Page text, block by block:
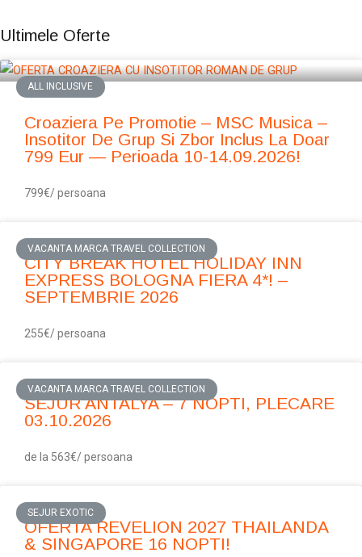
Ultimele Oferte
ALL INCLUSIVE
Croaziera Pe Promotie – MSC Musica –
Insotitor De Grup Si Zbor Inclus La Doar
799 Eur — Perioada 10-14.09.2026!
799€/ persoana
VACANTA MARCA TRAVEL COLLECTION
CITY BREAK HOTEL HOLIDAY INN
EXPRESS BOLOGNA FIERA 4*! –
SEPTEMBRIE 2026
255€/ persoana
VACANTA MARCA TRAVEL COLLECTION
SEJUR ANTALYA – 7 NOPTI, PLECARE
03.10.2026
de la 563€/ persoana
SEJUR EXOTIC
OFERTA REVELION 2027 THAILANDA
& SINGAPORE 16 NOPTI!